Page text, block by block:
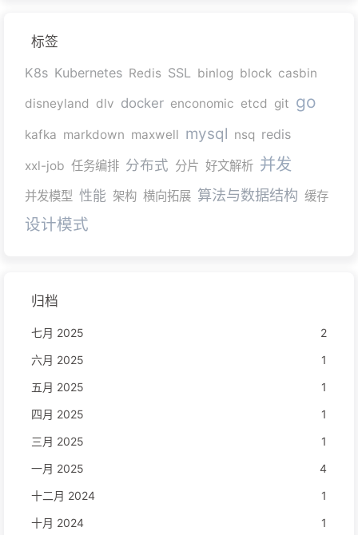
标签
K8s Kubernetes Redis SSL binlog block casbin
disneyland dlv docker enconomic etcd git go
kafka markdown maxwell mysql nsq redis
xxl-job 任务编排 分布式 分片 好文解析 并发
并发模型 性能 架构 横向拓展 算法与数据结构 缓存
设计模式
归档
七月 2025
2
六月 2025
1
五月 2025
1
四月 2025
1
三月 2025
1
一月 2025
4
十二月 2024
1
十月 2024
1